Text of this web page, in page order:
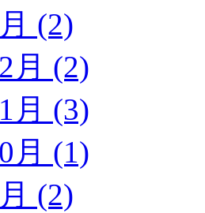
(2)
月 (2)
月 (3)
月 (1)
(2)